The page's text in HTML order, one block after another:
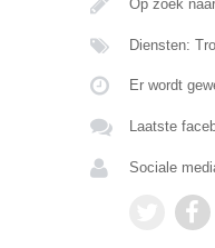
Op zoek
Diensten:
Er wordt
Laatste
Sociale